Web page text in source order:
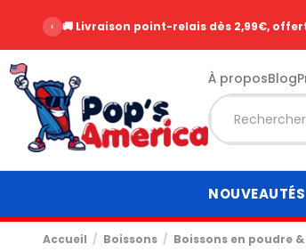
‹ 🚚 Livraison point-relais dès 2,99€,
À proposBlog
NOUVEAUTÉS
Accueil Boissons Boissons en poudre